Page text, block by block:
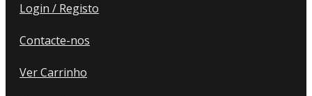
Login / Registo
Contacte-nos
Ver Carrinho